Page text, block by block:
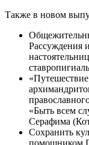
Также в новом
Рассуждения
«Быть всем
Серафима
Сохранить
помощником